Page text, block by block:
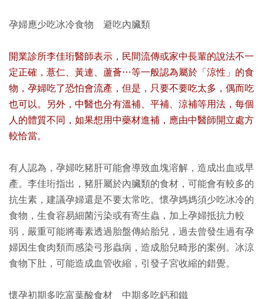
孕婦應少吃冰冷食物 避吃內臟類
開業診所李佳珩醫師表示，民間流傳或家中長輩的說法不一
定正確，薏仁、黃連、蘆薈…等一般認為屬於「涼性」的食
物，孕婦吃了恐怕會流產，但是，只要不要吃太多，偶而吃
也可以。另外，中醫也分有溫補、平補、涼補等用法，每個
人的體質不同，如果想用中藥材進補，應由中醫師開立處方
較恰當。
有人認為，孕婦吃豬肝可能會導致血塊溶解，造成出血或早
產。李佳珩指出，豬肝屬於內臟類的食材，可能會有較多的
抗生素，建議孕婦還是不要太常吃。懷孕媽媽須少吃冰冷的
食物，生食容易細菌污染或有寄生蟲，加上孕婦抵抗力較
弱，嚴重可能將毒素透過胎盤傳給胎兒，過去曾發生過有孕
婦因生食肉類而感染弓形蟲病，造成胎兒畸形的案例。冰涼
食物下肚，可能造成血管收縮，引發子宮收縮的錯覺。
懷孕初期多吃富葉酸食材 中期多吃鈣和鐵